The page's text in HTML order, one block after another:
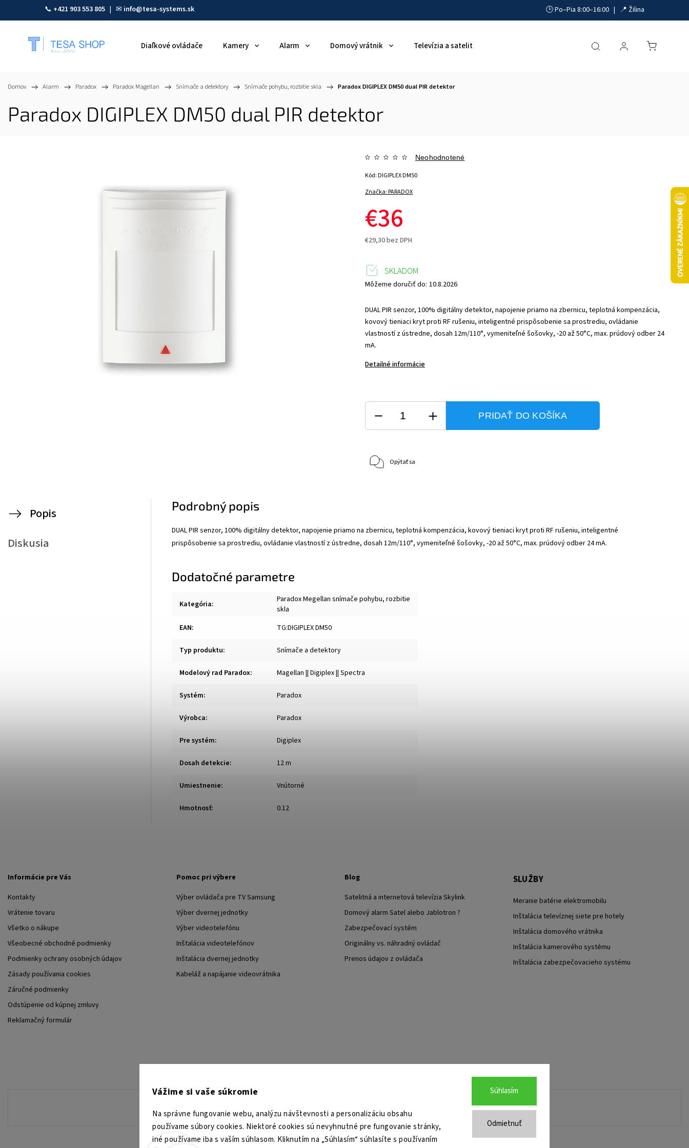
Vážime si vaše súkromie
Na správne fungovanie webu, analýzu návštevnosti a personalizáciu obsahu
používame súbory cookies. Niektoré cookies sú nevyhnutné pre fungovanie stránky,
iné používame iba s vaším súhlasom. Kliknutím na „Súhlasím“ súhlasíte s používaním
Odmietnuť
Súhlasím
📞 +421 903 553 805 | ✉ info@tesa-systems.sk 🕒 Po–Pia 8:00–16:00 | 📍 Žilina
Diaľkové ovládače Kamery Alarm Domový vrátnik Televízia a satelit Akumulátory, UPS a zdroje Parkovacie systémy
Domov / Alarm / Paradox / Paradox Magellan / Snímače a detektory / Snímače pohybu, rozbitie skla / Paradox DIGIPLEX DM50 dual PIR detektor
Paradox DIGIPLEX DM50 dual PIR detektor
Značka:PARADOX
Neohodnotené
€36
€29,30 bez DPH
Kód:DIGIPLEX DM50
DUAL PIR senzor, 100% digitálny detektor, napojenie priamo na zbernicu, teplotná kompenzácia,
kovový tieniaci kryt proti RF rušeniu, inteligentné prispôsobenie sa prostrediu, ovládanie
vlastností z ústredne, dosah 12m/110°, vymeniteľné šošovky, -20 až 50°C, max. prúdový odber 24
mA.
Detailné informácie
SKLADOM
Môžeme doručiť do: 10.8.2026
PRIDAŤ DO KOŠÍKA
Opýtať sa
Popis
Diskusia
Podrobný popis
DUAL PIR senzor, 100% digitálny detektor, napojenie priamo na zbernicu, teplotná kompenzácia, kovový tieniaci kryt proti RF rušeniu, inteligentné
prispôsobenie sa prostrediu, ovládanie vlastností z ústredne, dosah 12m/110°, vymeniteľné šošovky, -20 až 50°C, max. prúdový odber 24 mA.
Dodatočné parametre
Kategória:
Paradox Megellan snímače pohybu, rozbitie
skla
EAN: TG:DIGIPLEX DM50
Typ produktu: Snímače a detektory
Modelový rad Paradox: Magellan || Digiplex || Spectra
Systém: Paradox
Výrobca: Paradox
Pre systém: Digiplex
Dosah detekcie: 12 m
Umiestnenie: Vnútorné
Hmotnosť: 0.12
Informácie pre Vás
Kontakty
Vrátenie tovaru
Všetko o nákupe
Všeobecné obchodné podmienky
Podmienky ochrany osobných údajov
Zásady používania cookies
Záručné podmienky
Odstúpenie od kúpnej zmluvy
Reklamačný formulár
Pomoc pri výbere
Výber ovládača pre TV Samsung
Výber dvernej jednotky
Výber videotelefónu
Inštalácia videotelefónov
Inštalácia dvernej jednotky
Kabeláž a napájanie videovrátnika
Blog
Satelitná a internetová televízia Skylink
Domový alarm Satel alebo Jablotron ?
Zabezpečovací systém
Originálny vs. náhradný ovládač
Prenos údajov z ovládača
SLUŽBY
Meranie batérie elektromobilu
Inštalácia televíznej siete pre hotely
Inštalácia domového vrátnika
Inštalácia kamerového systému
Inštalácia zabezpečovacieho systému